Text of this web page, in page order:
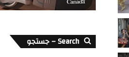
Search – جستجو